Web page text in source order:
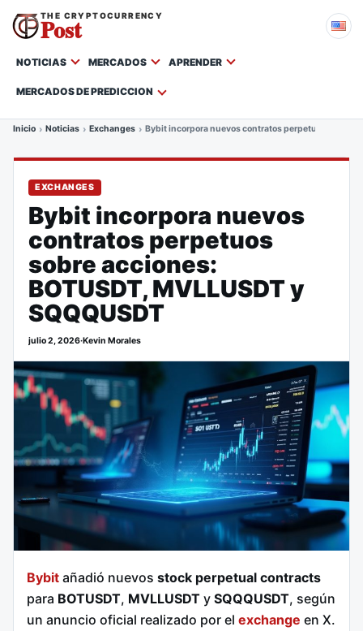
THE CRYPTOCURRENCY
Post
NOTICIAS MERCADOS APRENDER
MERCADOS DE PREDICCION
Inicio Noticias Exchanges Bybit incorpora nuevos contratos perpetuos sobre
EXCHANGES
Bybit incorpora nuevos
contratos perpetuos
sobre acciones:
BOTUSDT, MVLLUSDT y
SQQQUSDT
julio 2, 2026·Kevin Morales
Bybit añadió nuevos stock perpetual contracts
para BOTUSDT, MVLLUSDT y SQQQUSDT, según
un anuncio oficial realizado por el exchange en X.